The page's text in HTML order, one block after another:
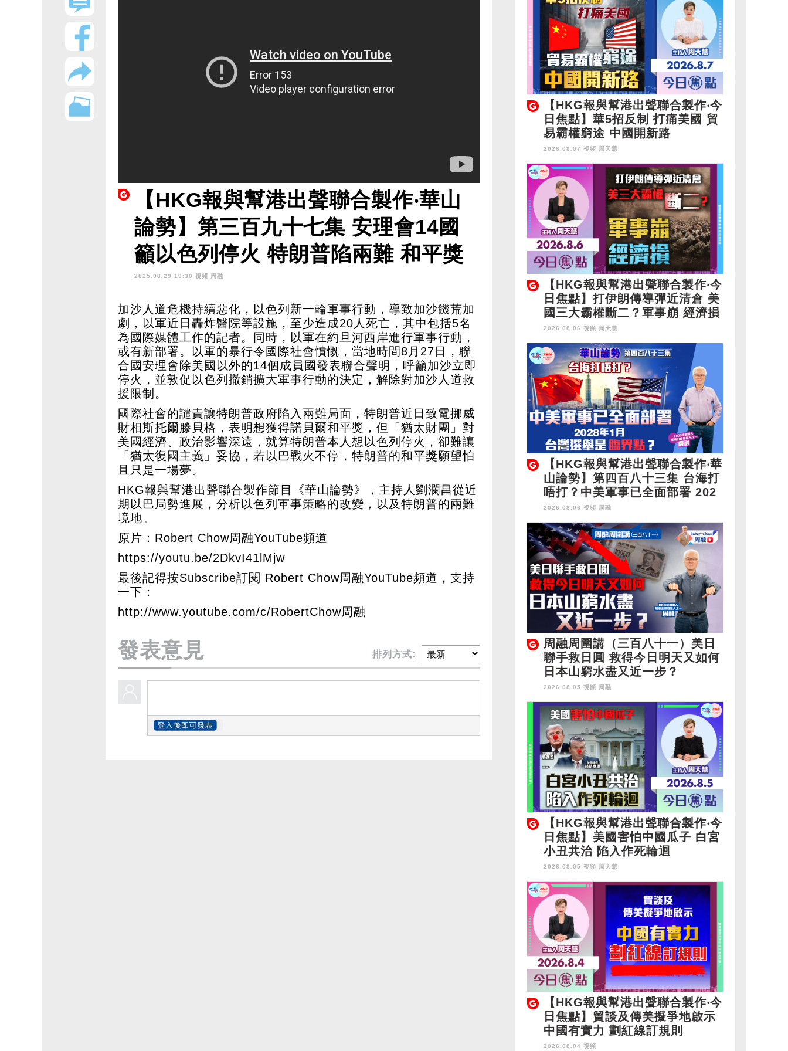
【HKG報與幫港出聲聯合製作‧華山
論勢】第三百九十七集 安理會14國
籲以色列停火 特朗普陷兩難 和平獎
凍過水？
2025.08.29 19:30 視頻 周融
加沙人道危機持續惡化，以色列新一輪軍事行動，導致加沙饑荒加
劇，以軍近日轟炸醫院等設施，至少造成20人死亡，其中包括5名
為國際媒體工作的記者。同時，以軍在約旦河西岸進行軍事行動，
或有新部署。以軍的暴行令國際社會憤慨，當地時間8月27日，聯
合國安理會除美國以外的14個成員國發表聯合聲明，呼籲加沙立即
停火，並敦促以色列撤銷擴大軍事行動的決定，解除對加沙人道救
援限制。
國際社會的譴責讓特朗普政府陷入兩難局面，特朗普近日致電挪威
財相斯托爾滕貝格，表明想獲得諾貝爾和平獎，但「猶太財團」對
美國經濟、政治影響深遠，就算特朗普本人想以色列停火，卻難讓
「猶太復國主義」妥協，若以巴戰火不停，特朗普的和平獎願望怕
且只是一場夢。
HKG報與幫港出聲聯合製作節目《華山論勢》，主持人劉瀾昌從近
期以巴局勢進展，分析以色列軍事策略的改變，以及特朗普的兩難
境地。
原片：Robert Chow周融YouTube頻道
https://youtu.be/2DkvI41lMjw
最後記得按Subscribe訂閱 Robert Chow周融YouTube頻道，支持
一下：
http://www.youtube.com/c/RobertChow周融
發表意見 排列方式:
【HKG報與幫港出聲聯合製作‧今
日焦點】華5招反制 打痛美國 貿
易霸權窮途 中國開新路
2026.08.07 視頻 周天慧
【HKG報與幫港出聲聯合製作‧今
日焦點】打伊朗傳導彈近清倉 美
國三大霸權斷二？軍事崩 經濟損
2026.08.06 視頻 周天慧
【HKG報與幫港出聲聯合製作‧華
山論勢】第四百八十三集 台海打
唔打？中美軍事已全面部署 202
8年1月台灣選舉是臨界點？
2026.08.06 視頻 周融
周融周圍講（三百八十一）美日
聯手救日圓 救得今日明天又如何
日本山窮水盡又近一步？
2026.08.05 視頻 周融
【HKG報與幫港出聲聯合製作‧今
日焦點】美國害怕中國瓜子 白宮
小丑共治 陷入作死輪迴
2026.08.05 視頻 周天慧
【HKG報與幫港出聲聯合製作‧今
日焦點】貿談及傳美擬爭地啟示
中國有實力 劃紅線訂規則
2026.08.04 視頻